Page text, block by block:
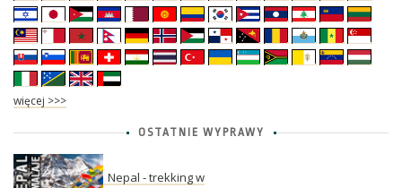
więcej >>>
OSTATNIE WYPRAWY
Nepal - trekking w